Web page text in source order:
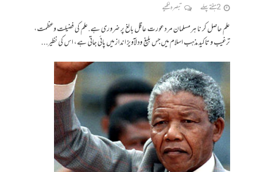
2 ہفتے پہلے تبصرہ لکھیے
علم حاصل کر نا ہر مسلمان مر د عورت عاقل بالغ پر ضروری ہے.علم کی فضیلت وعظمت،
ترغیب و تاکید مذہب اسلام میں جس بلیغ ودلآویز انداز میں پائی جاتی ہے، اس کی نظیر...